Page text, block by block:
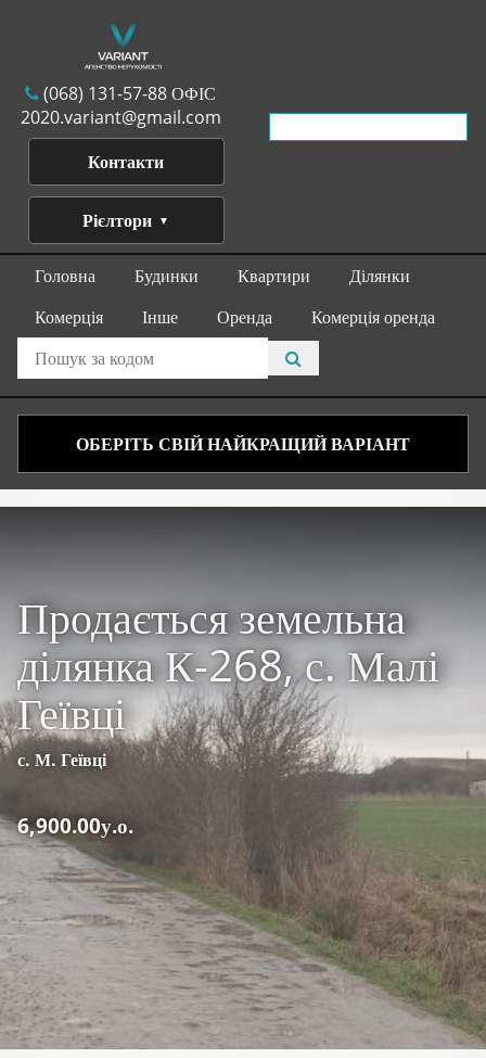
(068) 131-57-88 ОФІС
2020.variant@gmail.com
Контакти
Рієлтори
Головна Будинки Квартири
Ділянки
Комерція
Інше Оренда Комерція оренда
ОБЕРІТЬ СВІЙ НАЙКРАЩИЙ ВАРІАНТ
Продається земельна
ділянка К-268, с. Малі
Геївці
с. М. Геївці
6,900.00у.о.